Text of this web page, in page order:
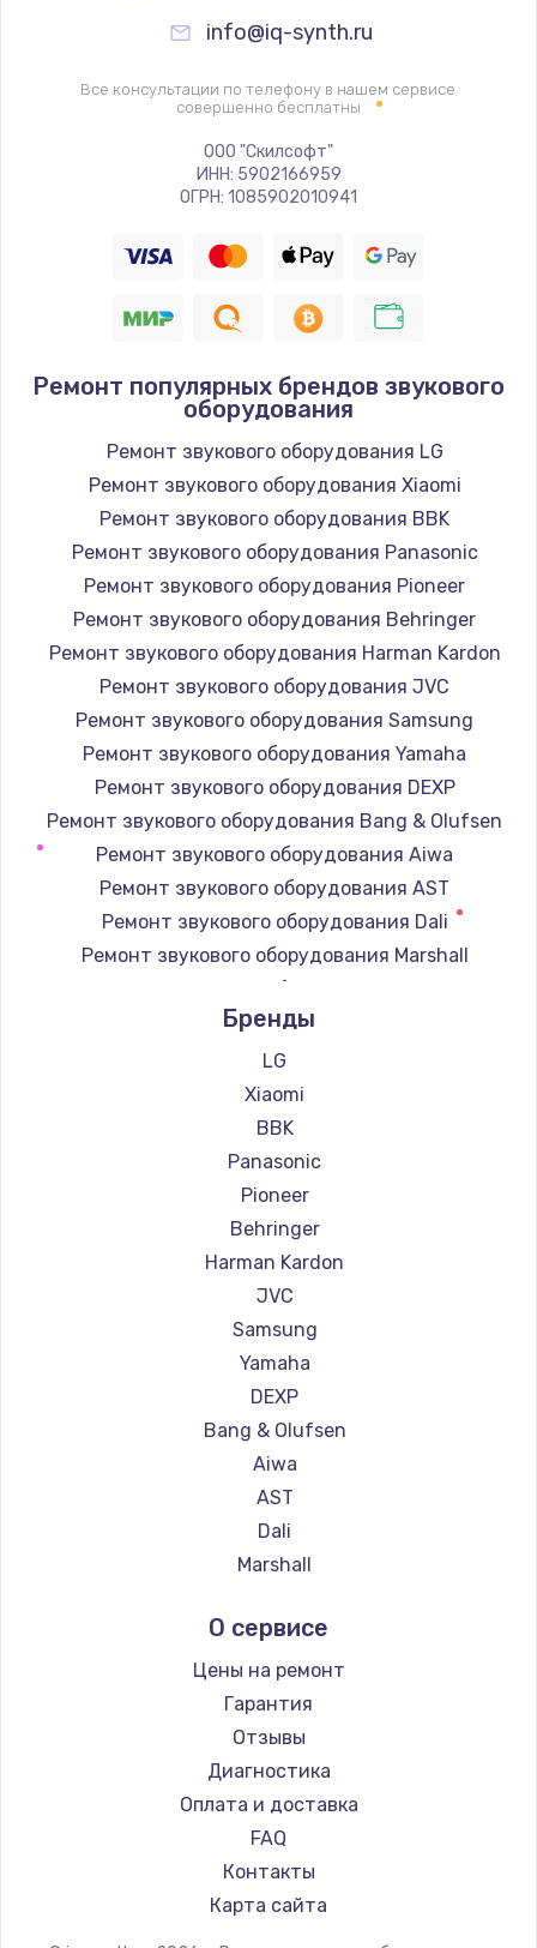
700 руб.
Заказать
Замена ТЭНа
Заказать
Замена шнура
Заказать
Замена / ремонт электронного модуля
управления
600 руб.
Заказать
Замена конфорки
1100 руб.
Заказать
Замена платы сенсора
900 руб.
Заказать
Замена регулятора режимов конфорки
900 руб.
Заказать
Замена сенсорного датчика
1300 руб.
Заказать
Замена сигнальной лампы
1200 руб.
Заказать
Замена системной платы
1500 руб.
Заказать
Замена температурного датчика
2500 руб.
Заказать
Замена электроконфорки
Заказать
Техобслуживание
900 руб.
Заказать
Установка / подключение / демонтаж
1300 руб.
Заказать
info@iq-synth.ru
Все консультации по телефону в нашем сервисе
совершенно бесплатны
ООО "Скилсофт"
ИНН: 5902166959
ОГРН: 1085902010941
Ремонт популярных брендов звукового
оборудования
Ремонт звукового оборудования LG
Ремонт звукового оборудования Xiaomi
Ремонт звукового оборудования BBK
Ремонт звукового оборудования Panasonic
Ремонт звукового оборудования Pioneer
Ремонт звукового оборудования Behringer
Ремонт звукового оборудования Harman Kardon
Ремонт звукового оборудования JVC
Ремонт звукового оборудования Samsung
Ремонт звукового оборудования Yamaha
Ремонт звукового оборудования DEXP
Ремонт звукового оборудования Bang & Olufsen
Ремонт звукового оборудования Aiwa
Ремонт звукового оборудования AST
Ремонт звукового оборудования Dali
Ремонт звукового оборудования Marshall
Ремонт звукового оборудования Supra
Бренды
LG
Xiaomi
BBK
Panasonic
Pioneer
Behringer
Harman Kardon
JVC
Samsung
Yamaha
DEXP
Bang & Olufsen
Aiwa
AST
Dali
Marshall
О сервисе
Цены на ремонт
Гарантия
Отзывы
Диагностика
Оплата и доставка
FAQ
Контакты
Карта сайта